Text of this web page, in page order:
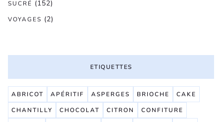
SUCRÉ (152)
VOYAGES (2)
ETIQUETTES
ABRICOT APÉRITIF ASPERGES BRIOCHE
CAKE
CHANTILLY
CHOCOLAT CITRON
CONFITURE